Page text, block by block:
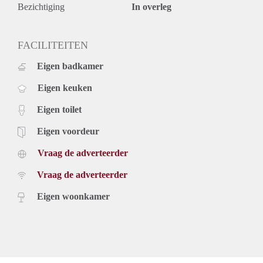
Bezichtiging In overleg
FACILITEITEN
Eigen badkamer
Eigen keuken
Eigen toilet
Eigen voordeur
Vraag de adverteerder
Vraag de adverteerder
Eigen woonkamer